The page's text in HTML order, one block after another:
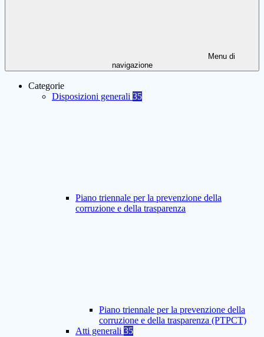
Menu di
navigazione
Categorie
Disposizioni generali 35
Piano triennale per la prevenzione della
corruzione e della trasparenza
Piano triennale per la prevenzione della
corruzione e della trasparenza (PTPCT)
Atti generali 35